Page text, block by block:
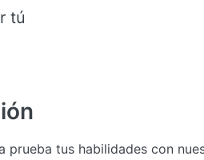
tú
prueba tus habilidades con